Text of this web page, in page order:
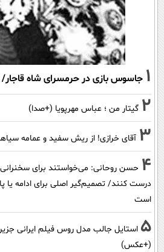
1 جاسوس بازی در حرمسرای شاه قاجار/
2 گیتار من ؛ عباس مهرپویا (+صدا)
3 آقای خرازی! از ریش سفید و عمامه
4 حسن روحانی: می‌خواستند برای سخنرانی
درست کنند/ تصمیم‌گیر اصلی برای ادامه یا
است
5 استایل جالب مدل روس فیلم ایرانی
(+عکس)